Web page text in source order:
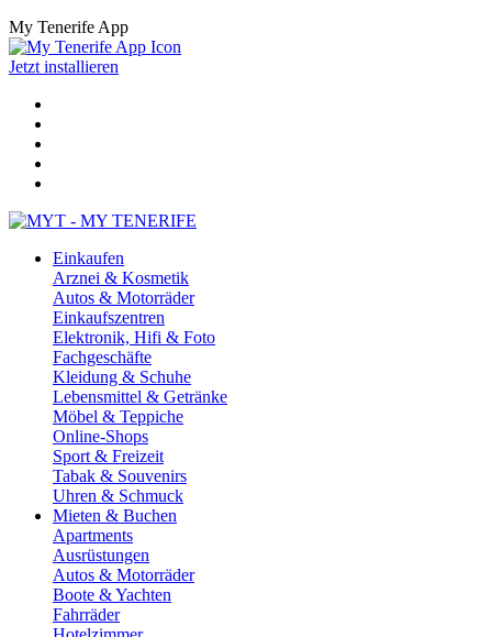
My Tenerife App
Jetzt installieren
Einkaufen
Arznei & Kosmetik
Autos & Motorräder
Einkaufszentren
Elektronik, Hifi & Foto
Fachgeschäfte
Kleidung & Schuhe
Lebensmittel & Getränke
Möbel & Teppiche
Online-Shops
Sport & Freizeit
Tabak & Souvenirs
Uhren & Schmuck
Mieten & Buchen
Apartments
Ausrüstungen
Autos & Motorräder
Boote & Yachten
Fahrräder